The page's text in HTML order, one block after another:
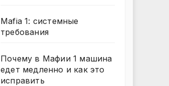
Mafia 1: системные
требования
Почему в Мафии 1 машина
едет медленно и как это
исправить